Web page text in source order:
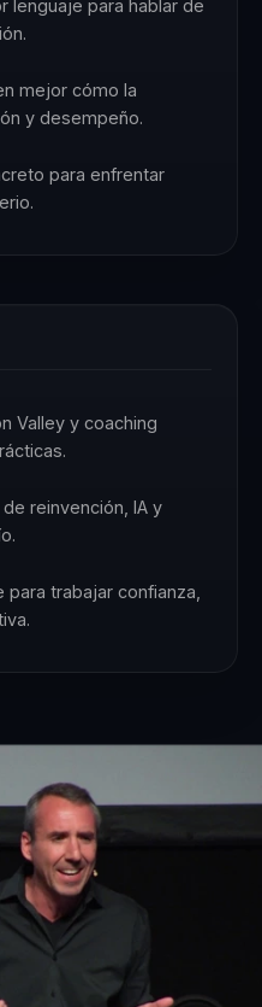
lenguaje para hablar de
mejor cómo la
y desempeño.
para enfrentar
Valley y coaching
reinvención, IA y
trabajar confianza,